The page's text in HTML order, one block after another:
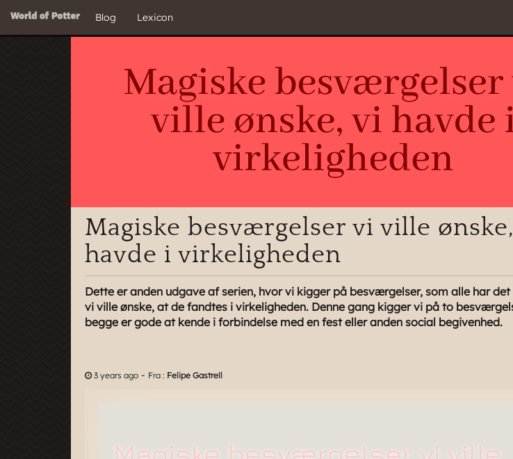
Blog Lexicon
Magiske besværgelser vi ville
havde i virkeligheden
Dette er anden udgave af serien, hvor vi kigger på besværgelser, som alle har
vi ville ønske, at de fandtes i virkeligheden. Denne gang kigger vi på to
begge er gode at kende i forbindelse med en fest eller anden social begivenhed.
3 years ago - Fra : Felipe Gastrell